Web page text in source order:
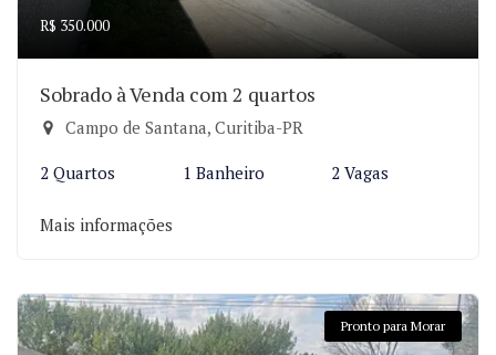
R$ 350.000
Sobrado à Venda com 2 quartos
Campo de Santana, Curitiba-PR
2 Quartos 1 Banheiro 2 Vagas
Mais informações
Pronto para Morar